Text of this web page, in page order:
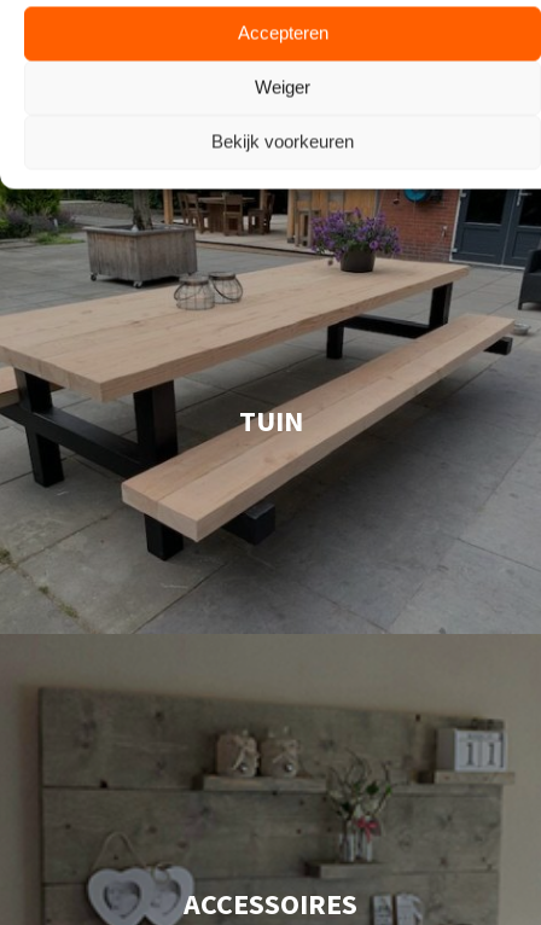
Accepteren
Weiger
Bekijk voorkeuren
TUIN
ACCESSOIRES